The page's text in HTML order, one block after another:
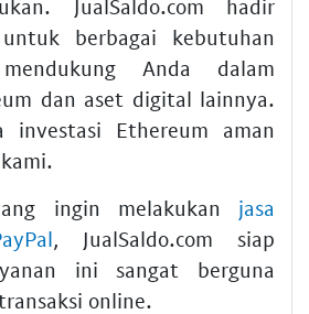
JualSaldo.com hadir
berbagai kebutuhan
Anda dalam
dan aset digital lainnya.
investasi Ethereum aman
ingin melakukan jasa
, JualSaldo.com siap
ini sangat berguna
online.